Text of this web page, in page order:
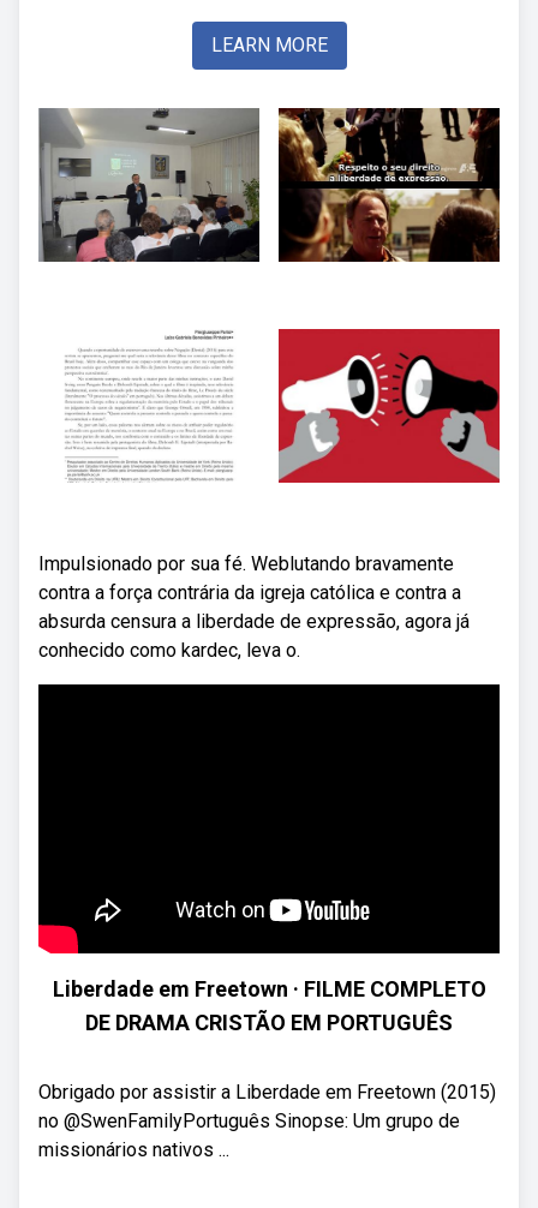
LEARN MORE
Impulsionado por sua fé. Weblutando bravamente
contra a força contrária da igreja católica e contra a
absurda censura a liberdade de expressão, agora já
conhecido como kardec, leva o.
Liberdade em Freetown · FILME COMPLETO
DE DRAMA CRISTÃO EM PORTUGUÊS
Obrigado por assistir a Liberdade em Freetown (2015)
no @SwenFamilyPortuguês Sinopse: Um grupo de
missionários nativos ...